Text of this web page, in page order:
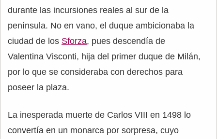
durante las incursiones reales al sur de la
península. No en vano, el duque ambicionaba la
ciudad de los Sforza, pues descendía de
Valentina Visconti, hija del primer duque de Milán,
por lo que se consideraba con derechos para
poseer la plaza.
La inesperada muerte de Carlos VIII en 1498 lo
convertía en un monarca por sorpresa, cuyo